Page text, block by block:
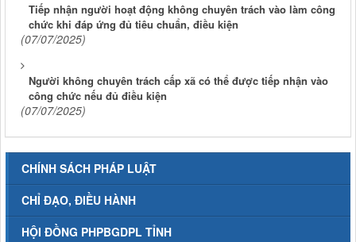
Tiếp nhận người hoạt động không chuyên trách vào làm công
chức khi đáp ứng đủ tiêu chuẩn, điều kiện
(07/07/2025)
Người không chuyên trách cấp xã có thể được tiếp nhận vào
công chức nếu đủ điều kiện
(07/07/2025)
CHÍNH SÁCH PHÁP LUẬT
CHỈ ĐẠO, ĐIỀU HÀNH
HỘI ĐỒNG PHPBGDPL TỈNH